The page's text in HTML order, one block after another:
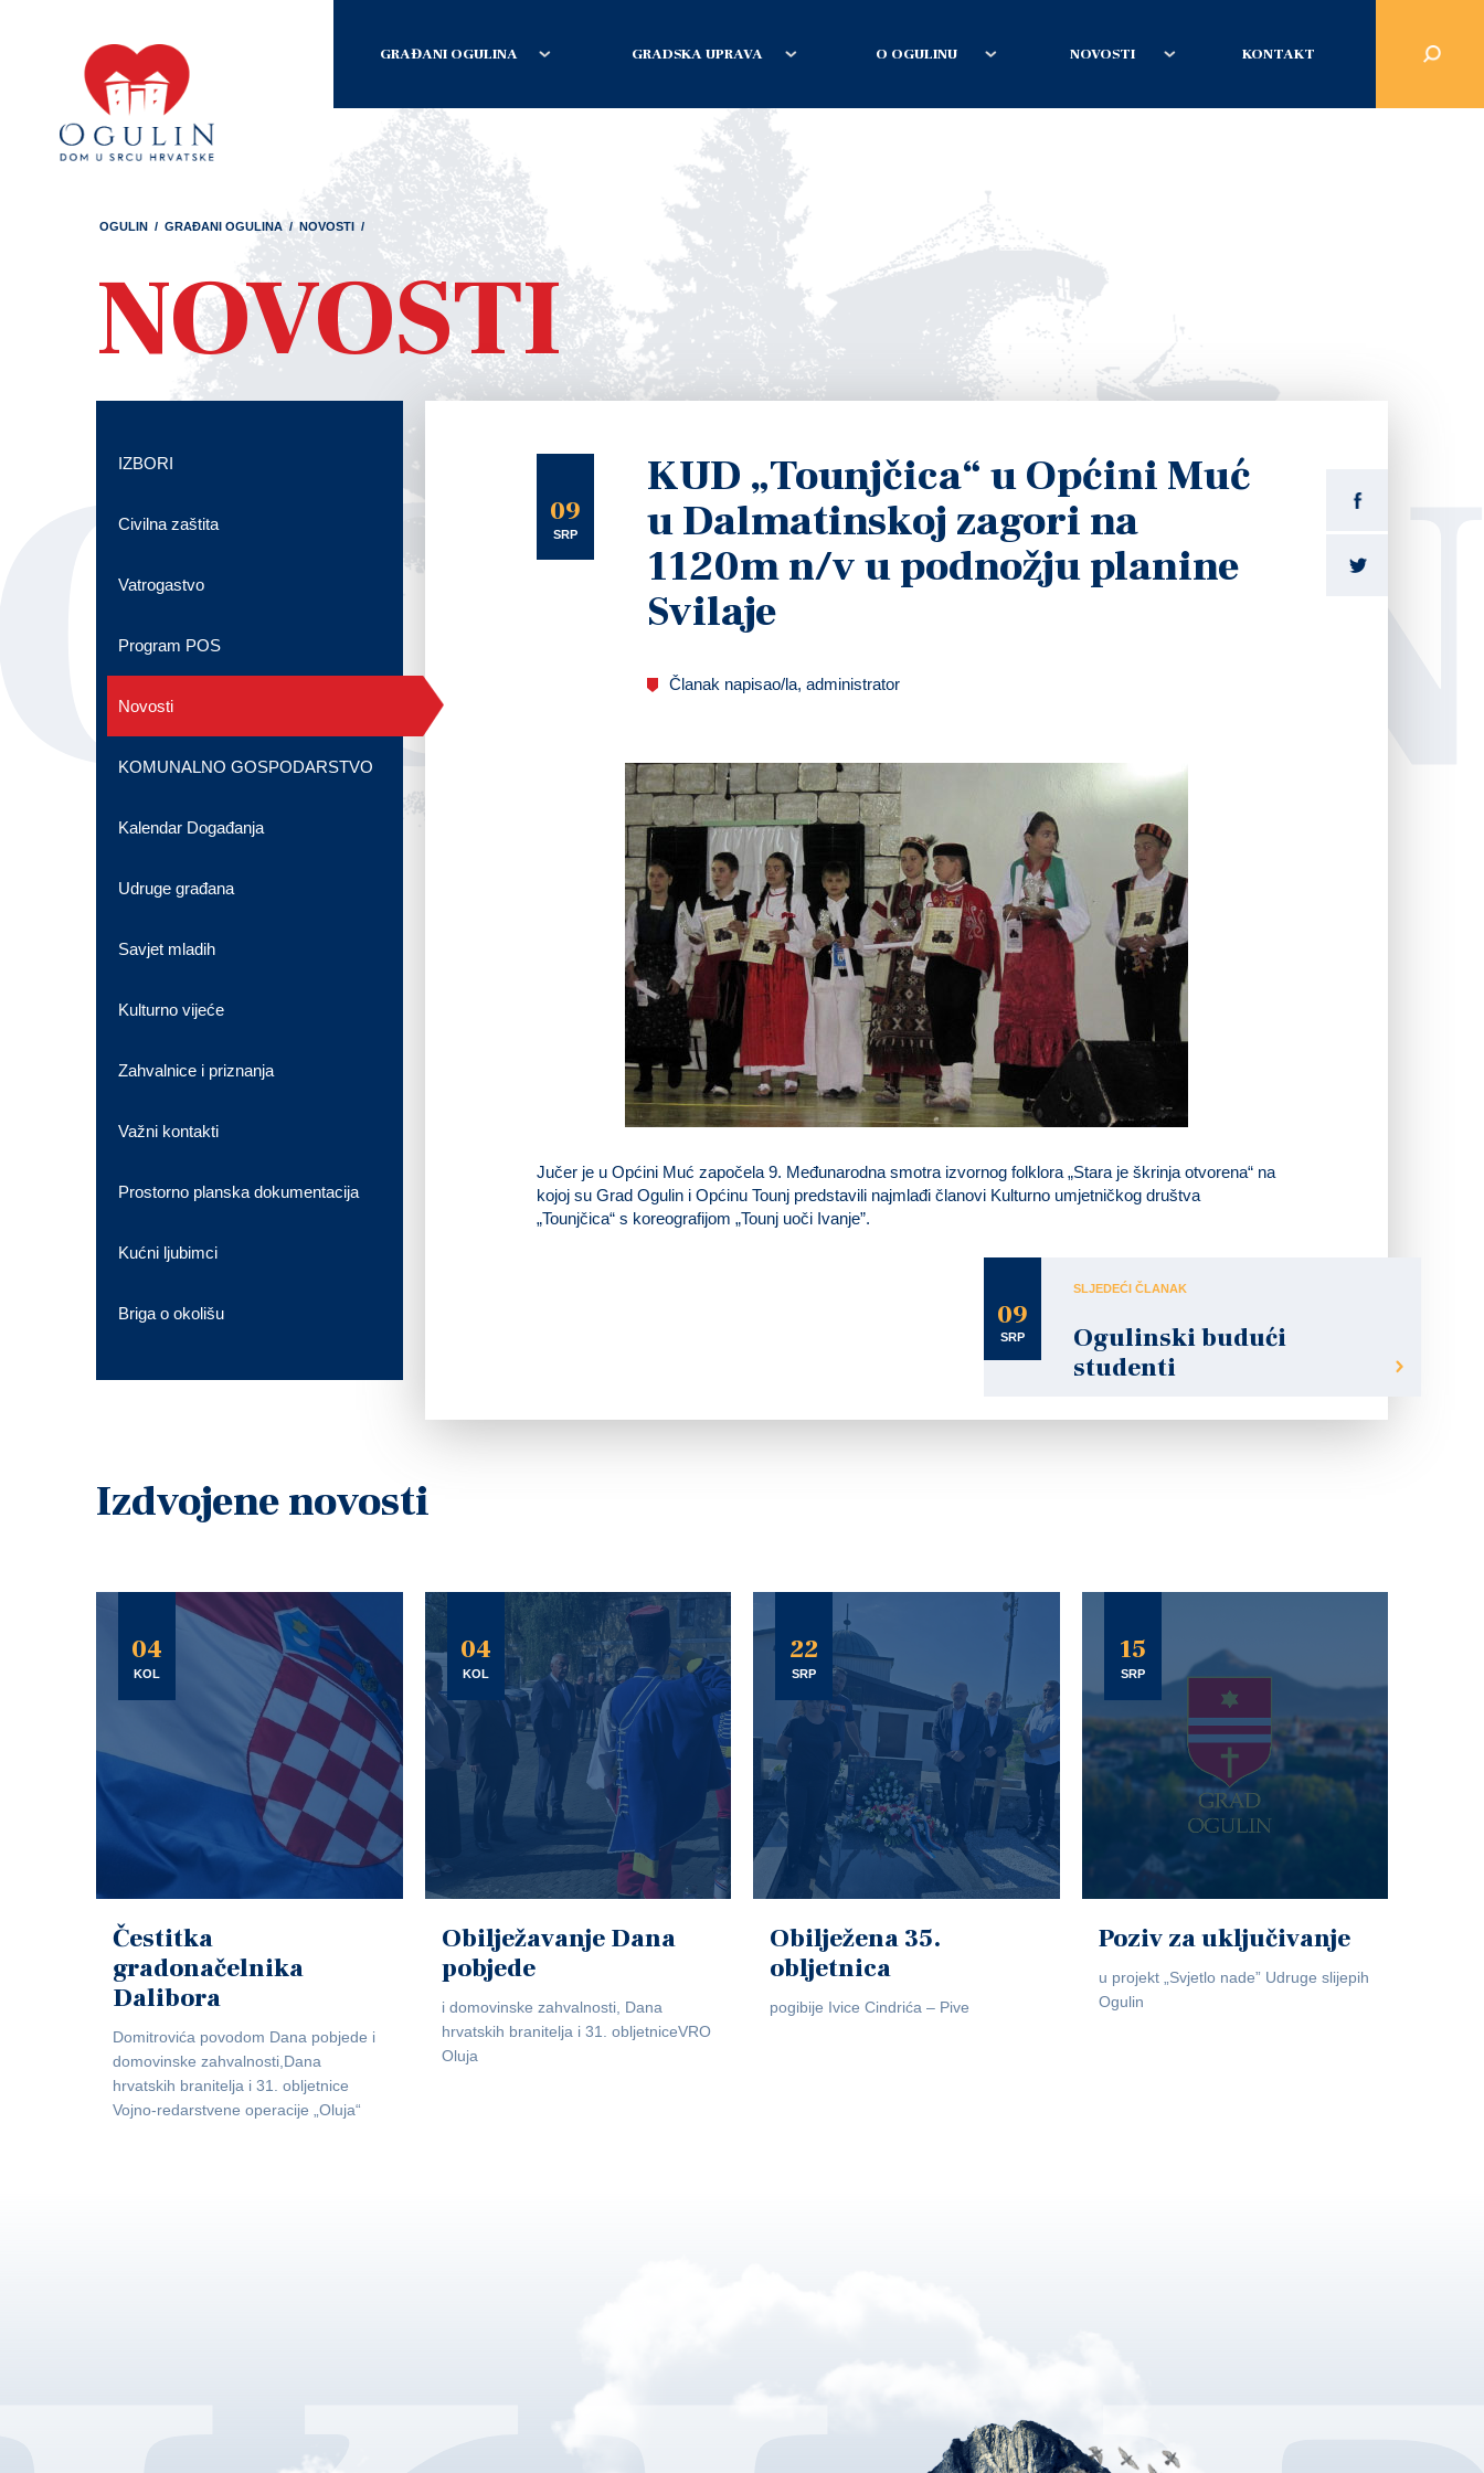
GRAĐANI OGULINA GRADSKA UPRAVA O OGULINU NOVOSTI KONTAKT
OGULIN / GRAĐANI OGULINA / NOVOSTI /
NOVOSTI
09
SRP
KUD „Tounjčica“ u Općini Muć
u Dalmatinskoj zagori na
1120m n/v u podnožju planine
Svilaje
Članak napisao/la, administrator
Jučer je u Općini Muć započela 9. Međunarodna smotra izvornog folklora „Stara je škrinja otvorena“ na
kojoj su Grad Ogulin i Općinu Tounj predstavili najmlađi članovi Kulturno umjetničkog društva
„Tounjčica“ s koreografijom „Tounj uoči Ivanje”.
09
SRP
SLJEDEĆI ČLANAK
Ogulinski budući
studenti
IZBORI
Civilna zaštita
Vatrogastvo
Program POS
Novosti
KOMUNALNO GOSPODARSTVO
Kalendar Događanja
Udruge građana
Savjet mladih
Kulturno vijeće
Zahvalnice i priznanja
Važni kontakti
Prostorno planska dokumentacija
Kućni ljubimci
Briga o okolišu
Izdvojene novosti
04
KOL
Čestitka
gradonačelnika
Dalibora
Domitrovića povodom Dana pobjede i
domovinske zahvalnosti,Dana
hrvatskih branitelja i 31. obljetnice
Vojno-redarstvene operacije „Oluja“
04
KOL
Obilježavanje Dana
pobjede
i domovinske zahvalnosti, Dana
hrvatskih branitelja i 31. obljetniceVRO
Oluja
22
SRP
Obilježena 35.
obljetnica
pogibije Ivice Cindrića – Pive
15
SRP
Poziv za uključivanje
u projekt „Svjetlo nade” Udruge slijepih
Ogulin